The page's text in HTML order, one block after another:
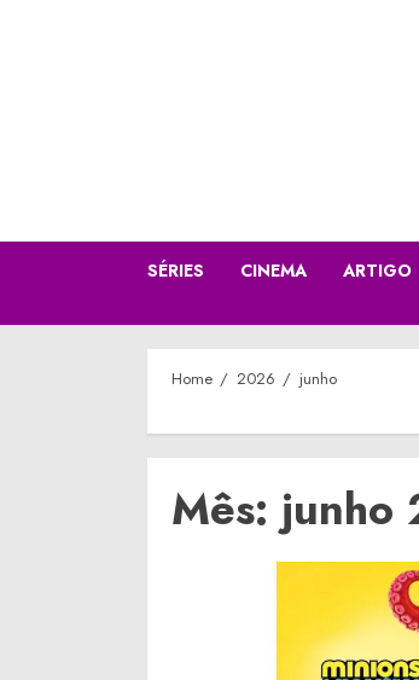
SÉRIES CINEMA ARTIGO
Home 2026 junho
Mês: junho